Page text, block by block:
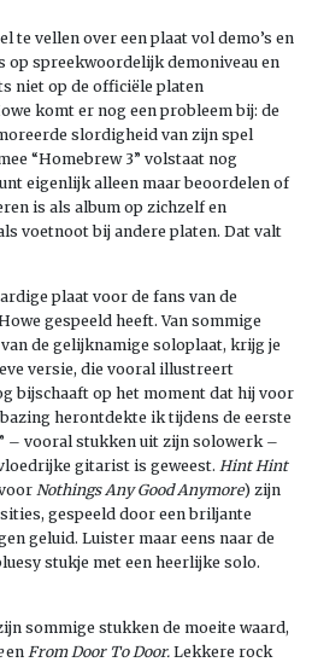
te vellen over een plaat vol demo’s en
op spreekwoordelijk demoniveau en
niet op de officiële platen
komt er nog een probleem bij: de
slordigheid van zijn spel
“Homebrew 3” volstaat nog
eigenlijk alleen maar beoordelen of
is als album op zichzelf en
voetnoot bij andere platen. Dat valt
plaat voor de fans van de
gespeeld heeft. Van sommige
van de gelijknamige soloplaat, krijg je
versie, die vooral illustreert
bijschaaft op het moment dat hij voor
herontdekte ik tijdens de eerste
– vooral stukken uit zijn solowerk –
gitarist is geweest. Hint Hint
Nothings Any Good Anymore) zijn
gespeeld door een briljante
geluid. Luister maar eens naar de
stukje met een heerlijke solo.
sommige stukken de moeite waard,
en From Door To Door. Lekkere rock